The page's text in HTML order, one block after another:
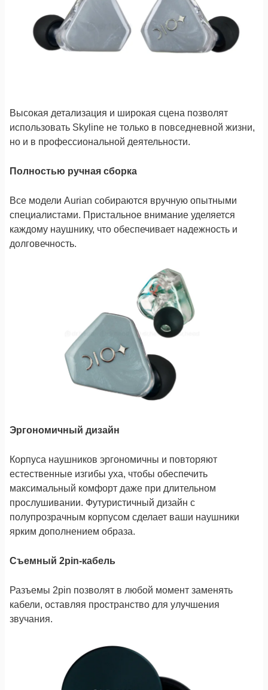
Высокая детализация и широкая сцена позволят
использовать Skyline не только в повседневной жизни,
но и в профессиональной деятельности.
Полностью ручная сборка
Все модели Aurian собираются вручную опытными
специалистами. Пристальное внимание уделяется
каждому наушнику, что обеспечивает надежность и
долговечность.
Эргономичный дизайн
Корпуса наушников эргономичны и повторяют
естественные изгибы уха, чтобы обеспечить
максимальный комфорт даже при длительном
прослушивании. Футуристичный дизайн с
полупрозрачным корпусом сделает ваши наушники
ярким дополнением образа.
Съемный 2pin-кабель
Разъемы 2pin позволят в любой момент заменять
кабели, оставляя пространство для улучшения
звучания.